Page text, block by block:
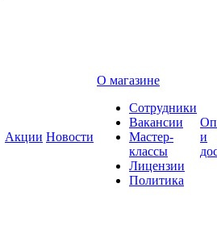
Акции Новости
О магазине
Сотрудники
Вакансии
Мастер-
классы
Лицензии
Политика
и